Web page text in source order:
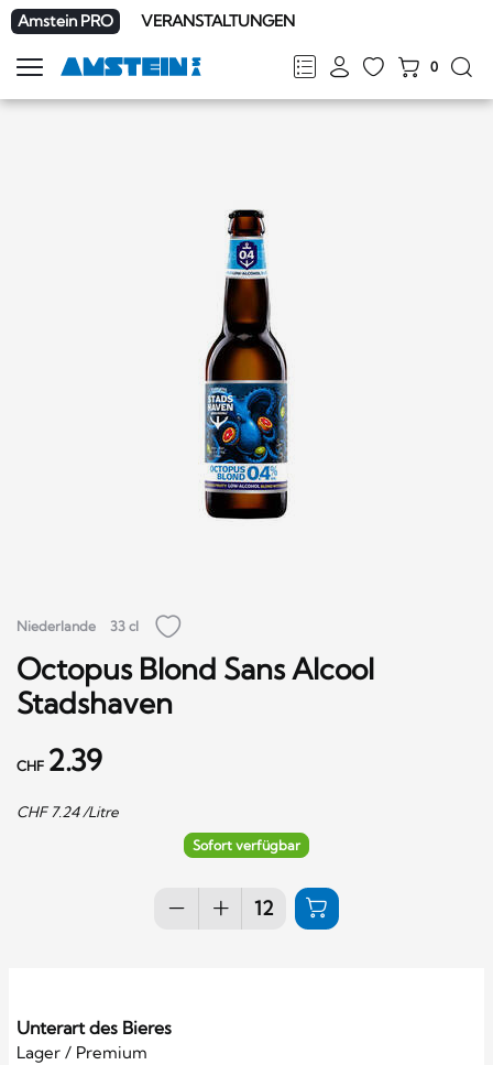
Amstein PRO VERANSTALTUNGEN
FRDEENIT
0
Navigation
zeigen
Niederlande 33 cl
Octopus Blond Sans Alcool
Stadshaven
CHF 2.39
CHF 7.24/Litre
Sofort verfügbar
Unterart des Bieres
Lager / Premium